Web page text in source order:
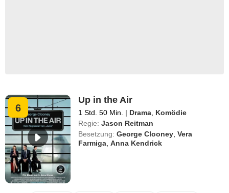
6
Up in the Air
1 Std. 50 Min. | Drama Komödie
Regie: Jason Reitman
Besetzung: George Clooney ,Vera
Farmiga ,Anna Kendrick